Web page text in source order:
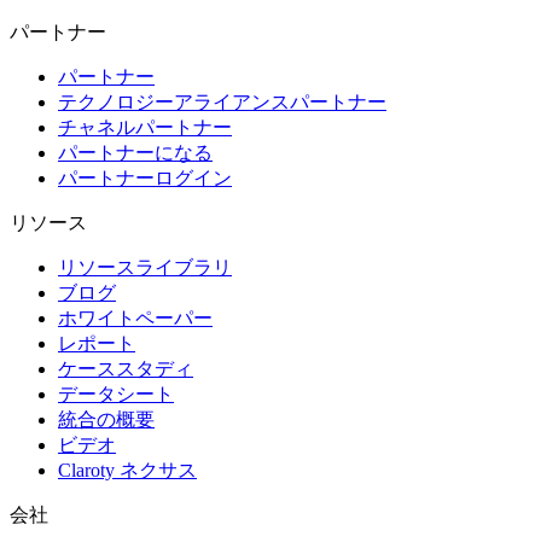
パートナー
パートナー
テクノロジーアライアンスパートナー
チャネルパートナー
パートナーになる
パートナーログイン
リソース
リソースライブラリ
ブログ
ホワイトペーパー
レポート
ケーススタディ
データシート
統合の概要
ビデオ
Claroty ネクサス
会社